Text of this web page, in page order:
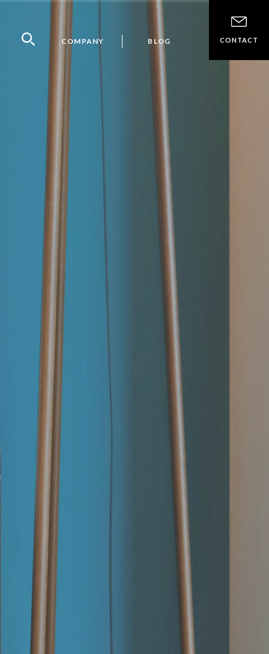
COMPANY BLOG CONTACT